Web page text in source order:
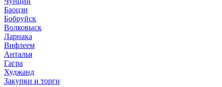
Баоцзи
Бобруйск
Волковыск
Ларнака
Вифлеем
Анталья
Гагра
Худжанд
Закупки и торги